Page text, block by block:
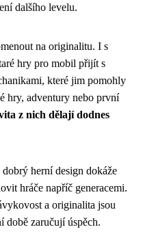
dalšího levelu.
na originalitu. I s
hry pro mobil přijít s
které jim pomohly
hry, adventury nebo první
z nich dělají dodnes
herní design dokáže
hráče napříč generacemi.
a originalita jsou
době zaručují úspěch.